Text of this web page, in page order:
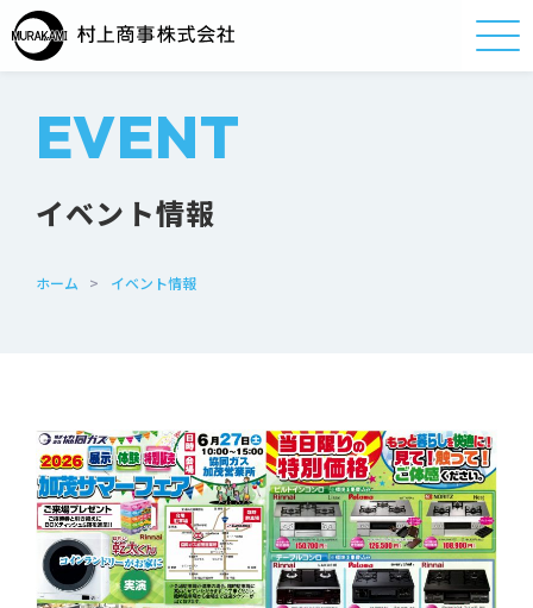
EVENT
イベント情報
ホーム > イベント情報